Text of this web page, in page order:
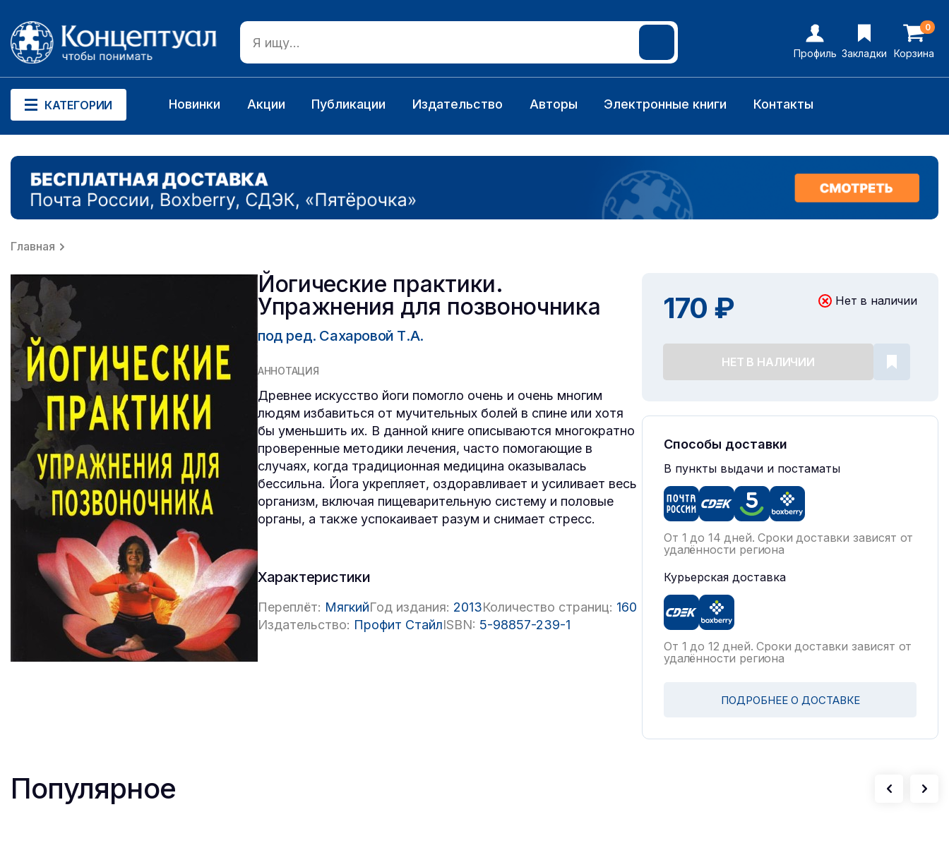
Профиль Закладки
0
Корзина
КАТЕГОРИИ Новинки Акции Публикации Издательство Авторы Электронные книги Контакты
Главная
Йогические практики.
Упражнения для позвоночника
под ред. Сахаровой Т.А.
АННОТАЦИЯ
Древнее искусство йоги помогло очень и очень многим
людям избавиться от мучительных болей в спине или хотя
бы уменьшить их. В данной книге описываются многократно
проверенные методики лечения, часто помогающие в
случаях, когда традиционная медицина оказывалась
бессильна. Йога укрепляет, оздоравливает и усиливает весь
организм, включая пищеварительную систему и половые
органы, а также успокаивает разум и снимает стресс.
Характеристики
Переплёт: МягкийГод издания: 2013Количество страниц: 160
Издательство: Профит СтайлISBN: 5-98857-239-1
170 ₽ Нет в наличии
НЕТ В НАЛИЧИИ
Способы доставки
В пункты выдачи и постаматы
От 1 до 14 дней. Сроки доставки зависят от
удалённости региона
Курьерская доставка
От 1 до 12 дней. Сроки доставки зависят от
удалённости региона
ПОДРОБНЕЕ О ДОСТАВКЕ
Популярное